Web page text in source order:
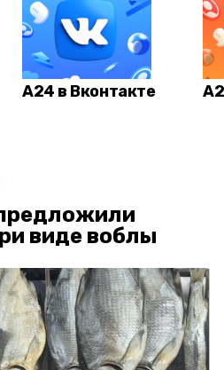
А24 в Вконтакте
виде воблы